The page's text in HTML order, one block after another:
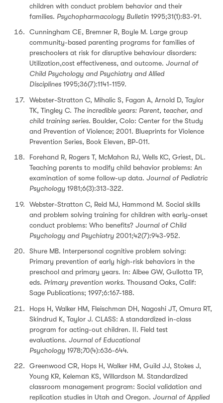
children with conduct problem behavior and their
families. Psychopharmacology Bulletin 1995;31(1):83-91.
Cunningham CE, Bremner R, Boyle M. Large group
community-based parenting programs for families of
preschoolers at risk for disruptive behaviour disorders:
Utilization,cost effectiveness, and outcome. Journal of
Child Psychology and Psychiatry and Allied
Disciplines 1995;36(7):1141-1159.
Webster-Stratton C, Mihalic S, Fagan A, Arnold D, Taylor
TK, Tingley C. The incredible years: Parent, teacher, and
child training series. Boulder, Colo: Center for the Study
and Prevention of Violence; 2001. Blueprints for Violence
Prevention Series, Book Eleven, BP-011.
Forehand R, Rogers T, McMahon RJ, Wells KC, Griest, DL.
Teaching parents to modify child behavior problems: An
examination of some follow-up data. Journal of Pediatric
Psychology 1981;6(3):313-322.
Webster-Stratton C, Reid MJ, Hammond M. Social skills
and problem solving training for children with early-onset
conduct problems: Who benefits? Journal of Child
Psychology and Psychiatry 2001;42(7):943-952.
Shure MB. Interpersonal cognitive problem solving:
Primary prevention of early high-risk behaviors in the
preschool and primary years. In: Albee GW, Gullotta TP,
eds. Primary prevention works. Thousand Oaks, Calif:
Sage Publications; 1997;6:167-188.
Hops H, Walker HM, Fleischman DH, Nagoshi JT, Omura RT,
Skindrud K, Taylor J. CLASS: A standardized in-class
program for acting-out children. II. Field test
evaluations. Journal of Educational
Psychology 1978;70(4):636-644.
Greenwood CR, Hops H, Walker HM, Guild JJ, Stokes J,
Young KR, Keleman KS, Willardson M. Standardized
classroom management program: Social validation and
replication studies in Utah and Oregon. Journal of Applied